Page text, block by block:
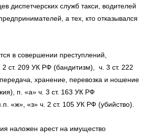
диспетчерских служб такси, водителей
а тех, кто отказывался
в совершении преступлений,
ст. 209 УК РФ (бандитизм), ч. 3 ст. 222
хранение, перевозка и ношение
п. «а» ч. 3 ст. 163 УК РФ
«ж», «з» ч. 2 ст. 105 УК РФ (убийство).
наложен арест на имущество